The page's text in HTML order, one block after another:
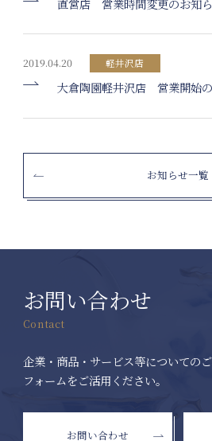
直営店 営業時間変更のお知
2019.04.20 軽井沢店
大倉陶園軽井沢店 営業開始
お知らせ一覧
お問い合わせ
Contact
企業・商品・サービス等についての
フォームをご活用ください。
お問い合わせ